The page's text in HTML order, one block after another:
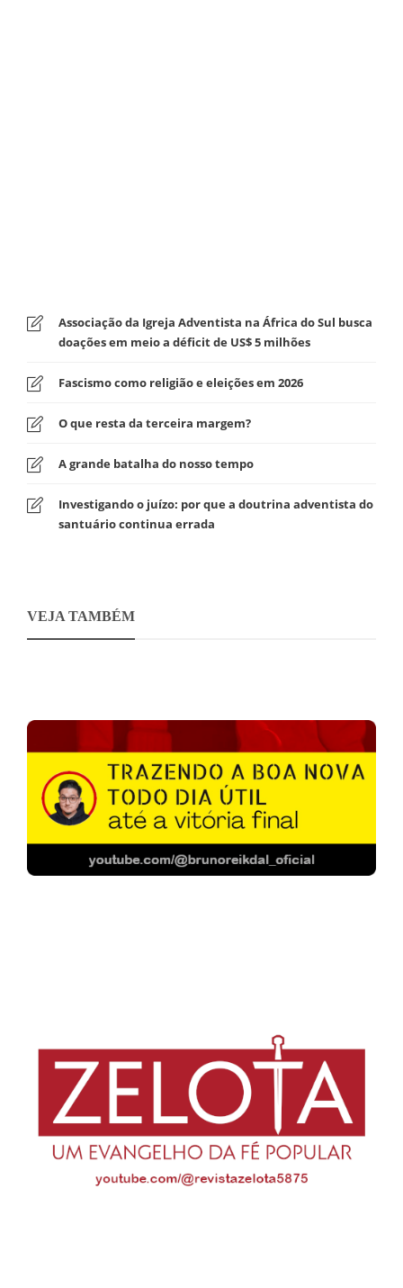
Associação da Igreja Adventista na África do Sul busca
doações em meio a déficit de US$ 5 milhões
Fascismo como religião e eleições em 2026
O que resta da terceira margem?
A grande batalha do nosso tempo
Investigando o juízo: por que a doutrina adventista do
santuário continua errada
VEJA TAMBÉM